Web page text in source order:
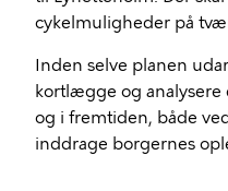
cykelmuligheder på
Inden selve planen
kortlægge og
og i fremtiden, både
inddrage borgernes